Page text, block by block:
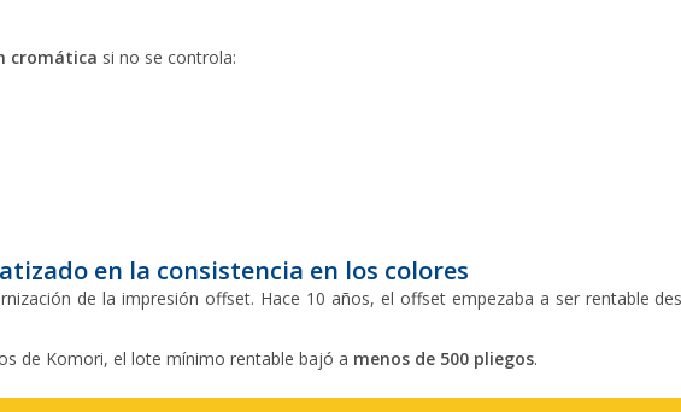
cromática si no se controla:
en la consistencia en los colores
de la impresión offset. Hace 10 años, el offset empezaba a ser rentable
de Komori, el lote mínimo rentable bajó a menos de 500 pliegos.